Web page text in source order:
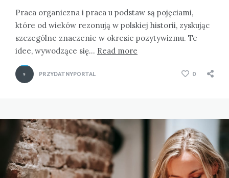
Praca organiczna i praca u podstaw są pojęciami,
które od wieków rezonują w polskiej historii, zyskując
szczególne znaczenie w okresie pozytywizmu. Te
idee, wywodzące się… Read more
PRZYDATNYPORTAL 0